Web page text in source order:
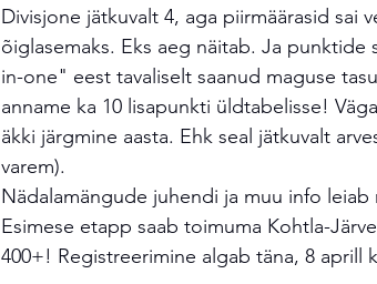
Divisjone jätkuvalt 4, aga piirmäärasid sai
õiglasemaks. Eks aeg näitab. Ja
in-one" eest tavaliselt saanud maguse
anname ka 10 lisapunkti üldtabelisse!
äkki järgmine aasta. Ehk seal jätkuvalt
varem).
Nädalamängude juhendi ja muu info leiab
Esimese etapp saab toimuma Kohtla-
400+! Registreerimine algab täna, 8 aprill